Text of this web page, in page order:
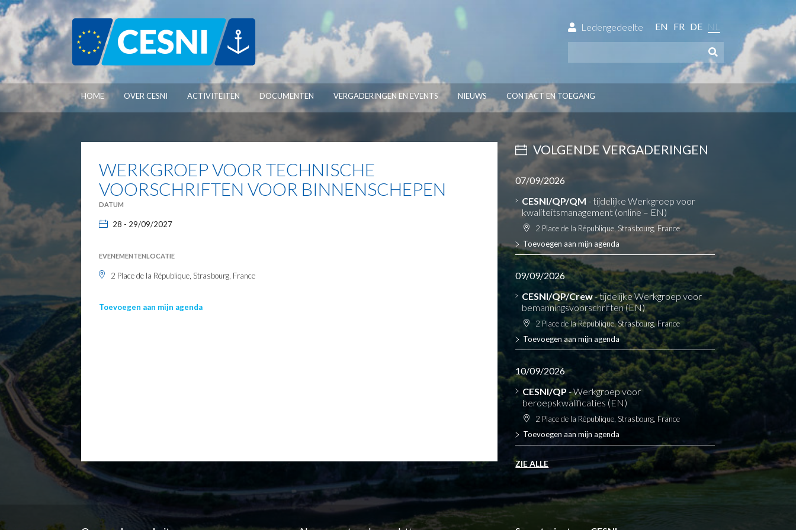
Ledengedeelte EN FR DE NL
HOME OVER CESNI ACTIVITEITEN DOCUMENTEN VERGADERINGEN EN EVENTS NIEUWS CONTACT EN TOEGANG
WERKGROEP VOOR TECHNISCHE
VOORSCHRIFTEN VOOR BINNENSCHEPEN
DATUM
28 - 29/09/2027
EVENEMENTENLOCATIE
2 Place de la République, Strasbourg, France
Toevoegen aan mijn agenda
VOLGENDE VERGADERINGEN
07/09/2026
CESNI/QP/QM - tijdelijke Werkgroep voor
kwaliteitsmanagement (online – EN)
2 Place de la République, Strasbourg, France
Toevoegen aan mijn agenda
09/09/2026
CESNI/QP/Crew- tijdelijke Werkgroep voor
bemanningsvoorschriften (EN)
2 Place de la République, Strasbourg, France
Toevoegen aan mijn agenda
10/09/2026
CESNI/QP - Werkgroep voor
beroepskwalificaties (EN)
2 Place de la République, Strasbourg, France
Toevoegen aan mijn agenda
ZIE ALLE
Cookies beheer paneel